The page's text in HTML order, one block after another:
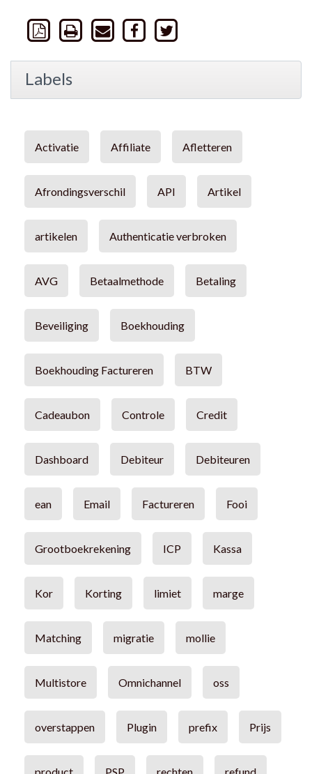
Labels
Activatie Affiliate Afletteren
Afrondingsverschil API Artikel
artikelen Authenticatie verbroken
AVG Betaalmethode Betaling
Beveiliging Boekhouding
Boekhouding Factureren BTW
Cadeaubon Controle Credit
Dashboard Debiteur Debiteuren
ean Email Factureren Fooi
Grootboekrekening ICP Kassa
Kor Korting limiet marge
Matching migratie mollie
Multistore Omnichannel oss
overstappen Plugin prefix Prijs